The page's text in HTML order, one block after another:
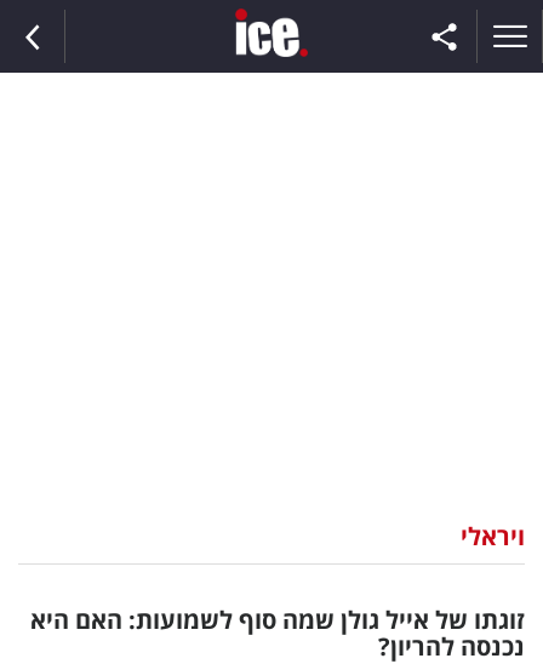
וצרכנות
דיגיטל
ויראלי
זוגתו של אייל גולן שמה סוף לשמועות: האם היא
נכנסה להריון?